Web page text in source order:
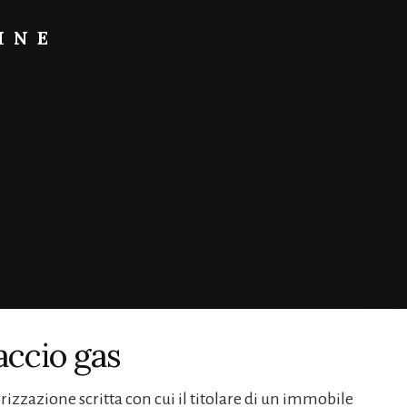
gas​
scritta con cui il titolare di un immobile